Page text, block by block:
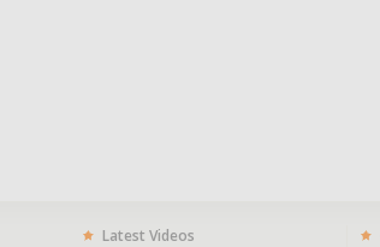
Latest Videos